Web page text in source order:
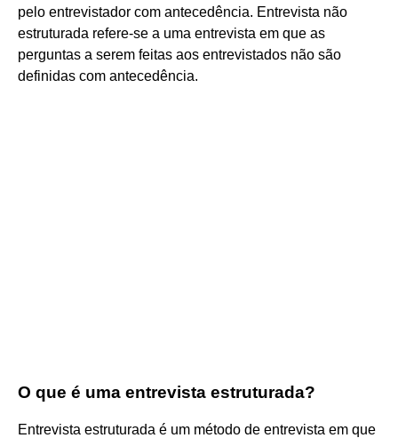
pelo entrevistador com antecedência. Entrevista não
estruturada refere-se a uma entrevista em que as
perguntas a serem feitas aos entrevistados não são
definidas com antecedência.
O que é uma entrevista estruturada?
Entrevista estruturada é um método de entrevista em que